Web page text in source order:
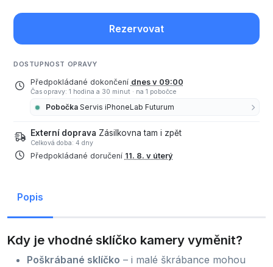
Rezervovat
DOSTUPNOST OPRAVY
Předpokládané dokončení dnes v 09:00
Čas opravy: 1 hodina a 30 minut · na 1 pobočce
Pobočka Servis iPhoneLab Futurum
Externí doprava Zásilkovna tam i zpět
Celková doba: 4 dny
Předpokládané doručení 11. 8. v úterý
Popis
Kdy je vhodné sklíčko kamery vyměnit?
Poškrábané sklíčko – i malé škrábance mohou